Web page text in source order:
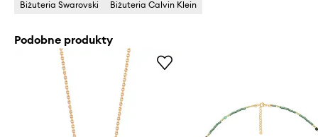
Biżuteria Swarovski Biżuteria Calvin Klein
Podobne produkty